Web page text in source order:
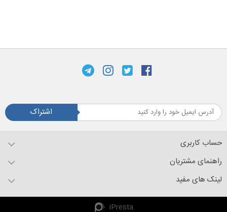
اشتراک
حساب کاربری
راهنمای مشتریان
لینک های مفید
iPresta